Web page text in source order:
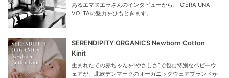
あるエマヌエラさんのインタビューから、 C’ERA UNA
VOLTAの魅力をひもときます。
SERENDIPITY ORGANICS Newborn Cotton
Kinit
生まれたての赤ちゃんを“やさしさ”で包む特別なベビーウ
ェアが、北欧デンマークのオーガニックウェアブランドか